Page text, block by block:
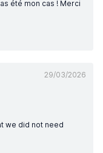
été mon cas ! Merci
29/03/2026
we did not need